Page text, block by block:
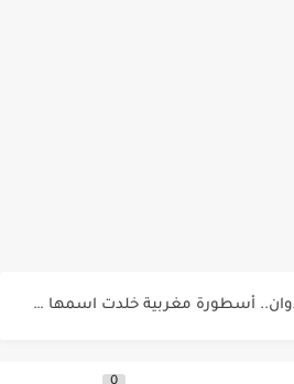
كتاب جديد لدريانكور يفضح أساطير وخزعبلات نظام العسكر ويعيد قراءة...